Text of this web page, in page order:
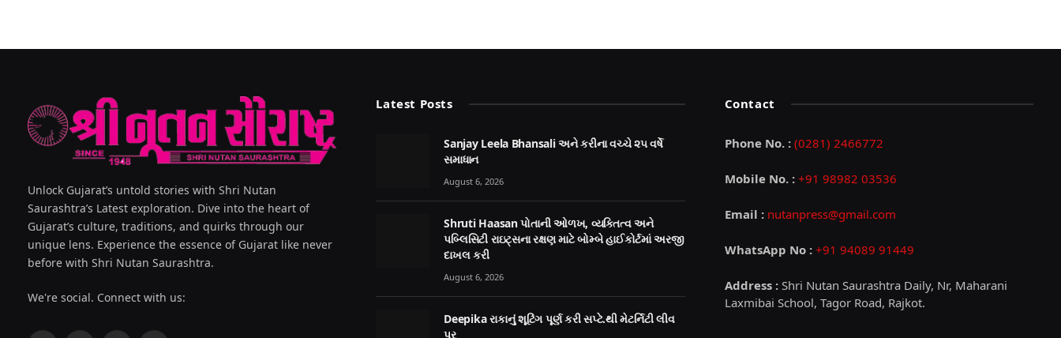
Unlock Gujarat’s untold stories with Shri Nutan
Saurashtra’s Latest exploration. Dive into the heart of
Gujarat’s culture, traditions, and quirks through our
unique lens. Experience the essence of Gujarat like never
before with Shri Nutan Saurashtra.
We're social. Connect with us:
Latest Posts
Sanjay Leela Bhansali અને કરીના વચ્ચે ૨૫ વર્ષે
સમાધાન
August 6, 2026
Shruti Haasan પોતાની ઓળખ, વ્યક્તિત્વ અને
પબ્લિસિટી રાઇટ્‌સના રક્ષણ માટે બોમ્બે હાઈકોર્ટમાં અરજી
દાખલ કરી
August 6, 2026
Deepika રાકાનું શૂટિંગ પૂર્ણ કરી સપ્ટે.થી મેટર્નિટી લીવ
પર
Contact
Phone No. : (0281) 2466772
Mobile No. : +91 98982 03536
Email : nutanpress@gmail.com
WhatsApp No : +91 94089 91449
Address :Shri Nutan Saurashtra Daily, Nr, Maharani
Laxmibai School, Tagor Road, Rajkot.